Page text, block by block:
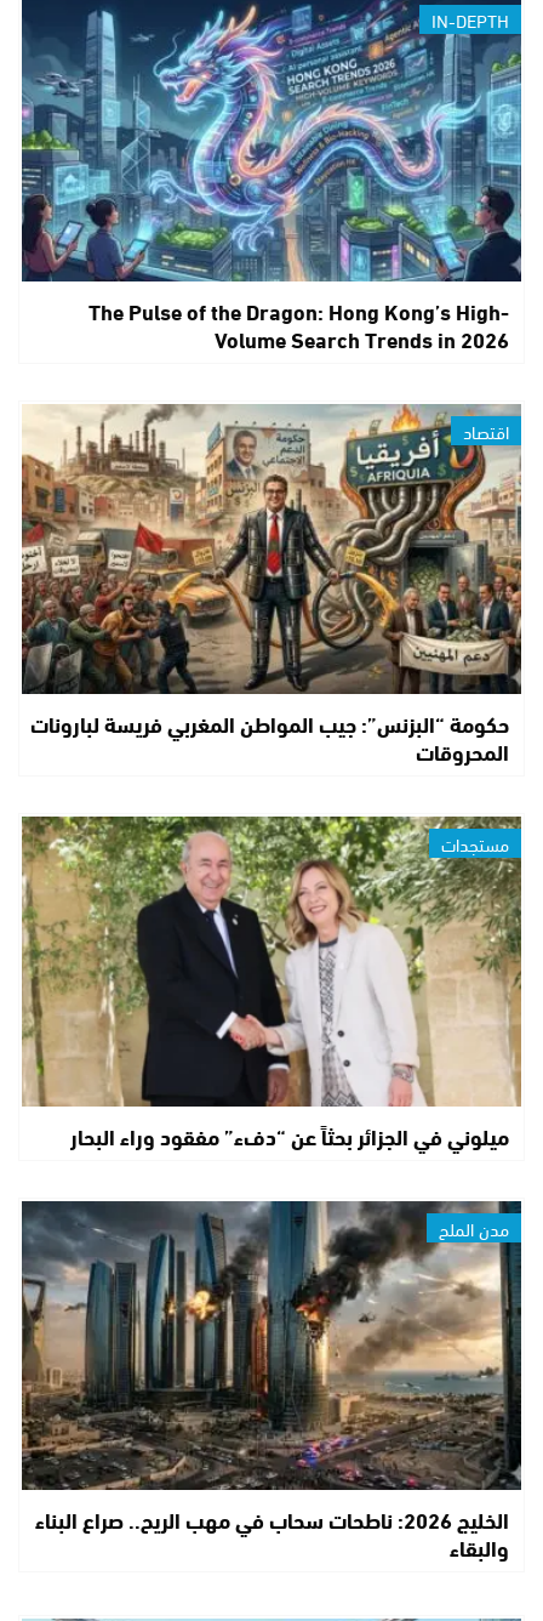
IN-DEPTH
The Pulse of the Dragon: Hong Kong’s High-
Volume Search Trends in 2026
اقتصاد
حكومة “البزنس”: جيب المواطن المغربي فريسة لبارونات
المحروقات
مستجدات
ميلوني في الجزائر بحثاً عن “دفء” مفقود وراء البحار
مدن الملح
الخليج 2026: ناطحات سحاب في مهب الريح.. صراع البناء
والبقاء